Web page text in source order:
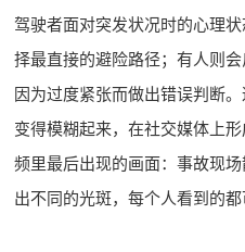
驾驶者面对突发状况时的心理
择最直接的避险路径；有人则
因为过度紧张而做出错误判断
变得模糊起来，在社交媒体上
频里最后出现的画面：事故现
出不同的光斑，每个人看到的都